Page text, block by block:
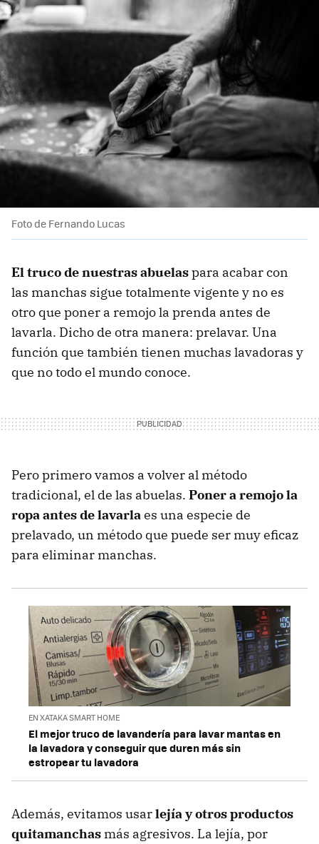
Foto de Fernando Lucas
El truco de nuestras abuelaspara acabar con
las manchas sigue totalmente vigente y no es
otro que poner a remojo la prenda antes de
lavarla. Dicho de otra manera: prelavar. Una
función que también tienen muchas lavadoras y
que no todo el mundo conoce.
Pero primero vamos a volver al método
tradicional, el de las abuelas. Poner a remojo la
ropa antes de lavarlaes una especie de
prelavado, un método que puede ser muy eficaz
para eliminar manchas.
EN XATAKA SMART HOME
El mejor truco de lavandería para lavar mantas en
la lavadora y conseguir que duren más sin
estropear tu lavadora
Además, evitamos usarlejía y otros productos
quitamanchas más agresivos. La lejía, por